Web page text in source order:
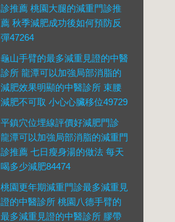
診推薦 桃園大腿的減重門診推
薦 秋季減肥成功後如何預防反
彈47264
龜山手臂的最多減重見證的中醫
診所 龍潭可以加強局部消脂的
減肥效果明顯的中醫診所 束腰
減肥不可取 小心心臟移位49729
平鎮穴位埋線評價好減肥門診
龍潭可以加強局部消脂的減重門
診推薦 七日瘦身湯的做法 每天
喝多少減肥84474
桃園更年期減重門診最多減重見
證的中醫診所 桃園八德手臂的
最多減重見證的中醫診所 膠帶